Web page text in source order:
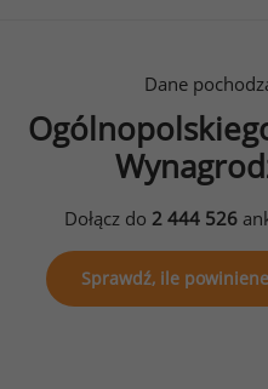
Dane
Dołącz do 2 444 526
Sprawdź, ile